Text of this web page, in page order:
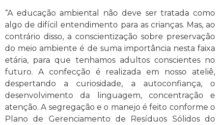
“A educação ambiental não deve ser tratada como
algo de difícil entendimento para as crianças. Mas, ao
contrário disso, a conscientização sobre preservação
do meio ambiente é de suma importância nesta faixa
etária, para que tenhamos adultos conscientes no
futuro. A confecção é realizada em nosso ateliê,
despertando a curiosidade, a autoconfiança, o
desenvolvimento da linguagem, concentração e
atenção. A segregação e o manejo é feito conforme o
Plano de Gerenciamento de Resíduos Sólidos do